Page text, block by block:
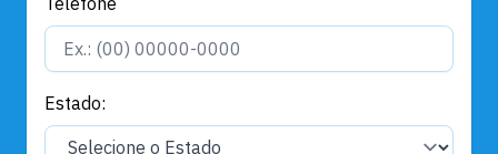
Estado: